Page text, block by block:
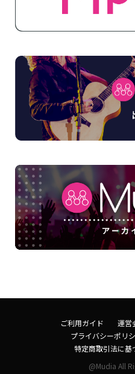
ご利用ガイド 運営
プライバシーポリ
特定商取引法に基
@Mudia All